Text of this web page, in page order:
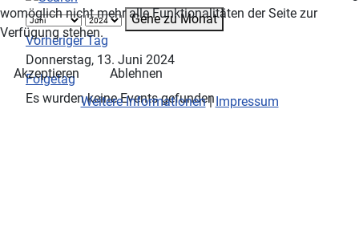
Gehe zu Monat
Vorheriger Tag
Donnerstag, 13. Juni 2024
Folgetag
Es wurden keine Events gefunden
womöglich nicht mehr alle Funktionalitäten der Seite zur
Verfügung stehen.
Akzeptieren
Ablehnen
Weitere Informationen|Impressum